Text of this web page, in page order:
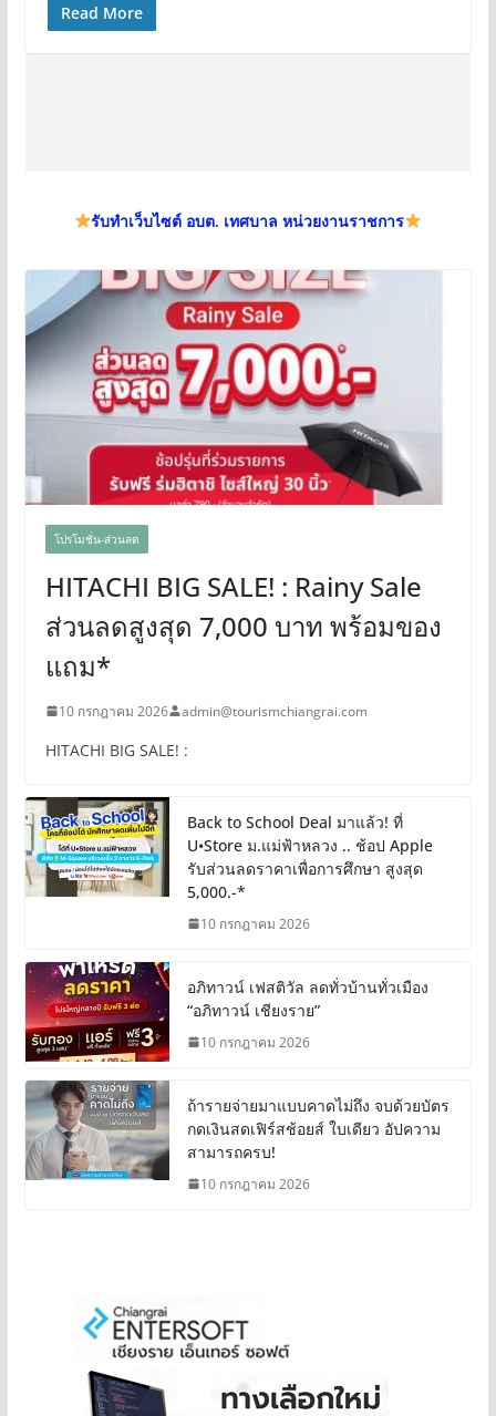
Read More
รับทำเว็บไซต์ อบต. เทศบาล หน่วยงานราชการ
โปรโมชั่น-ส่วนลด
HITACHI BIG SALE! : Rainy Sale
ส่วนลดสูงสุด 7,000 บาท พร้อมของ
แถม*
10 กรกฎาคม 2026 admin@tourismchiangrai.com
HITACHI BIG SALE! :
Back to School Deal มาแล้ว! ที่
U•Store ม.แม่ฟ้าหลวง .. ช้อป Apple
รับส่วนลดราคาเพื่อการศึกษา สูงสุด
5,000.-*
10 กรกฎาคม 2026
อภิทาวน์ เฟสติวัล ลดทั่วบ้านทั่วเมือง
“อภิทาวน์ เชียงราย”
10 กรกฎาคม 2026
ถ้ารายจ่ายมาแบบคาดไม่ถึง จบด้วยบัตร
กดเงินสดเฟิร์สช้อยส์ ใบเดียว อัปความ
สามารถครบ!
10 กรกฎาคม 2026